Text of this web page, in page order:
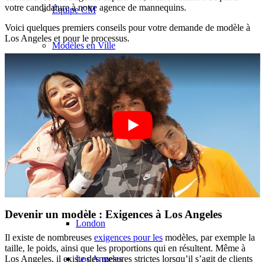
Équipe CM
Modèles en Ville
Berlin
Düsseldorf
Hambourg
Cologne
London
Los Angeles
votre candidature à notre agence de mannequins.
Voici quelques premiers conseils pour votre demande de modèle à
Los Angeles et pour le processus.
Devenir un modèle : Exigences à Los Angeles
Il existe de nombreuses exigences pour les modèles, par exemple la
taille, le poids, ainsi que les proportions qui en résultent. Même à
Los Angeles, il existe des mesures strictes lorsqu’il s’agit de clients